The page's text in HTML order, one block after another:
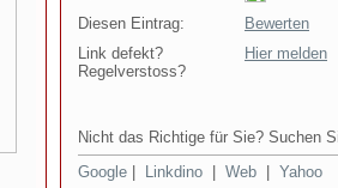
Diesen Eintrag:
Bewerten
Link defekt?
Regelverstoss?
Hier melden
Nicht das Richtige für Sie? Suchen
Google
Linkdino Web Yahoo